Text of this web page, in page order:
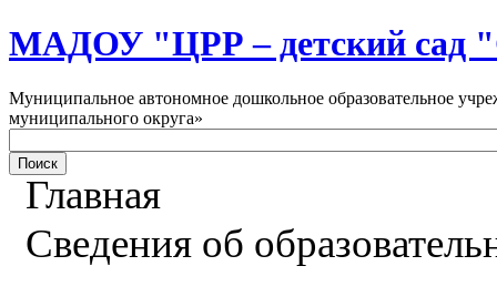
МАДОУ "ЦРР – детский
Муниципальное автономное дошкольное образовательное
муниципального округа»
Главная
Сведения об